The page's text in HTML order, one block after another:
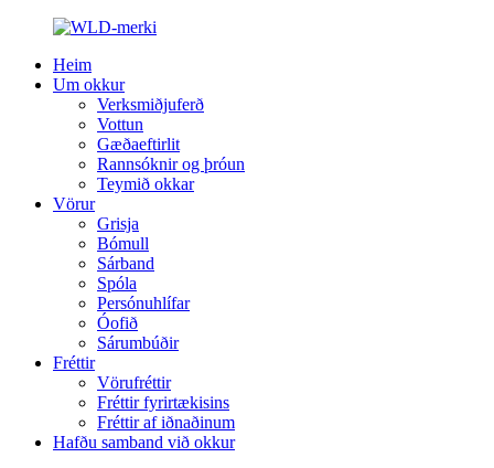
Heim
Um okkur
Verksmiðjuferð
Vottun
Gæðaeftirlit
Rannsóknir og þróun
Teymið okkar
Vörur
Grisja
Bómull
Sárband
Spóla
Persónuhlífar
Óofið
Sárumbúðir
Fréttir
Vörufréttir
Fréttir fyrirtækisins
Fréttir af iðnaðinum
Hafðu samband við okkur